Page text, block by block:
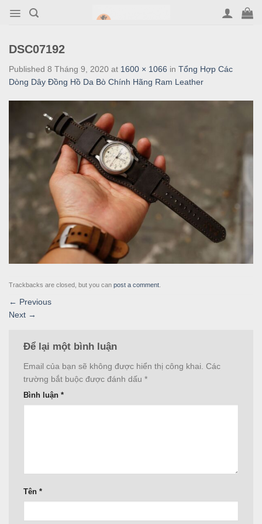
DSC07192
Published 8 Tháng 9, 2020 at 1600 × 1066 in Tổng Hợp Các
Dòng Dây Đồng Hồ Da Bò Chính Hãng Ram Leather
Trackbacks are closed, but you can post a comment
← Previous
Next →
Để lại một bình luận
Email của bạn sẽ không được hiển thị công khai. Các
trường bắt buộc được đánh dấu *
Bình luận *
Tên *